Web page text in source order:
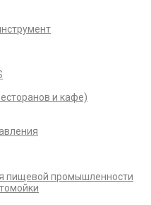
и кафе)
пищевой промышленности